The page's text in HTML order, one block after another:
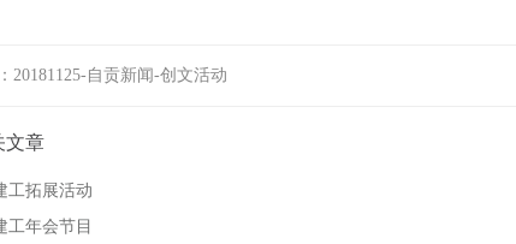
20181125-自贡新闻-创文活动
文章
工拓展活动
工年会节目